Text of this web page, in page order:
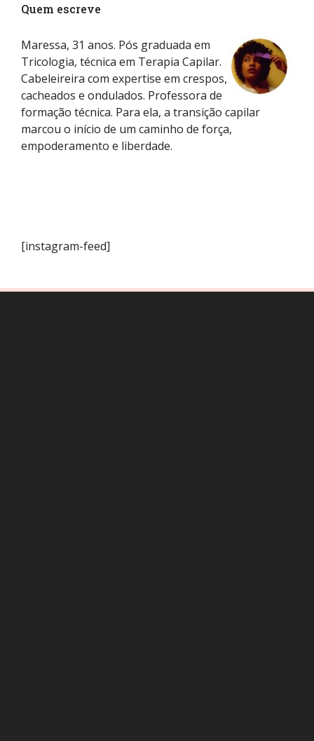
Quem escreve
Maressa, 31 anos. Pós graduada em
Tricologia, técnica em Terapia Capilar.
Cabeleireira com expertise em crespos,
cacheados e ondulados. Professora de
formação técnica. Para ela, a transição capilar
marcou o início de um caminho de força,
empoderamento e liberdade.
[instagram-feed]